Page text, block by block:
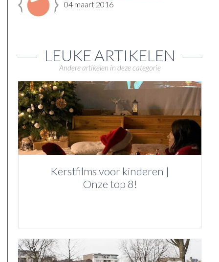
04 maart 2016
LEUKE ARTIKELEN
Andere artikelen in deze categorie
Kerstfilms voor kinderen |
Onze top 8!